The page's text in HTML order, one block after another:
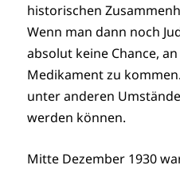
historischen
Wenn man dann noch
absolut keine Chance,
Medikament zu
unter anderen
werden können.
Mitte Dezember 1930